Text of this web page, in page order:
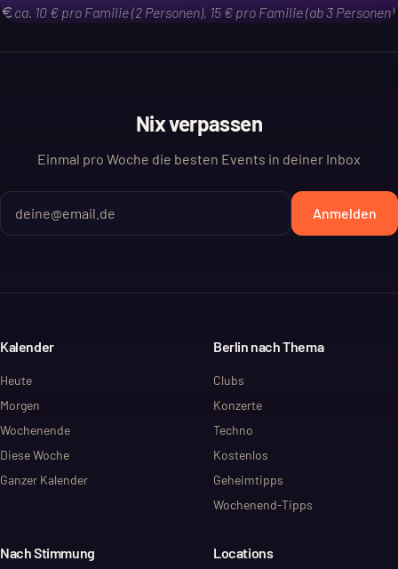
ca. 10 € pro Familie (2 Personen), 15 € pro Familie (ab 3 Personen)
Nix verpassen
Einmal pro Woche die besten Events in deiner Inbox
Anmelden
Kalender
Heute
Morgen
Wochenende
Diese Woche
Ganzer Kalender
Berlin nach Thema
Clubs
Konzerte
Techno
Kostenlos
Geheimtipps
Wochenend-Tipps
Nach Stimmung Locations